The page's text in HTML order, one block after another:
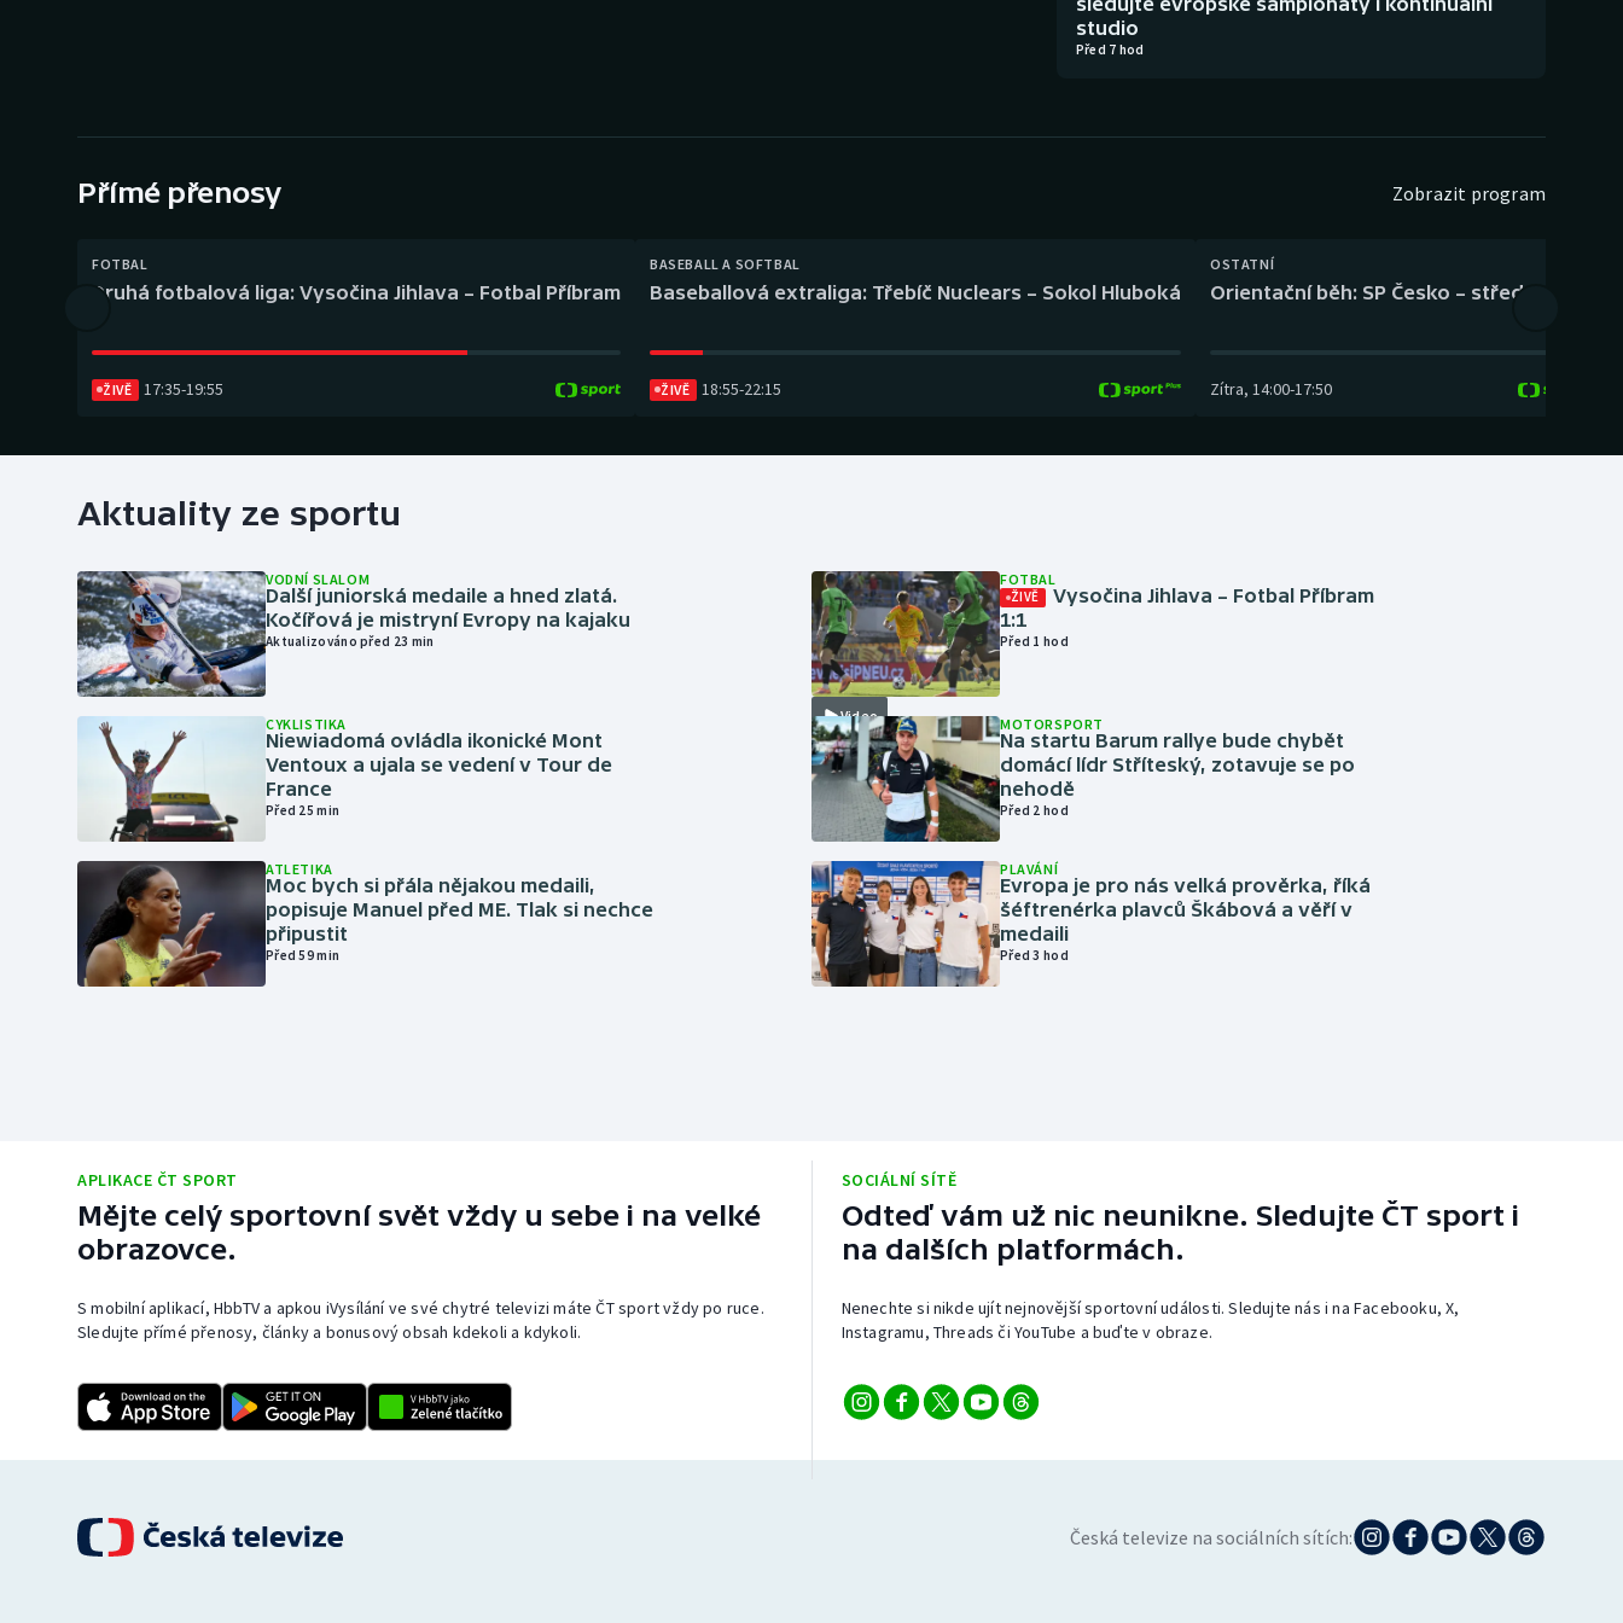
Gymnastika Plážový volejbal
studio
Před 7 hod
Přímé přenosy Zobrazit program
FOTBAL
Druhá fotbalová liga: Vysočina Jihlava – Fotbal Příbram
ŽIVĚ 17:35-19:55
BASEBALL A SOFTBAL
Baseballová extraliga: Třebíč Nuclears – Sokol Hluboká
ŽIVĚ 18:55-22:15
OSTATNÍ
Orientační běh: SP Česko – střední trať
Zítra, 14:00-17:50
Aktuality ze sportu
VODNÍ SLALOM
Další juniorská medaile a hned zlatá.
Kočířová je mistryní Evropy na kajaku
Aktualizováno před 23 min
CYKLISTIKA
Niewiadomá ovládla ikonické Mont
Ventoux a ujala se vedení v Tour de
France
Před 25 min
ATLETIKA
Moc bych si přála nějakou medaili,
popisuje Manuel před ME. Tlak si nechce
připustit
Před 59 min
Video
FOTBAL
ŽIVĚ
Vysočina Jihlava – Fotbal Příbram
1:1
Před 1 hod
MOTORSPORT
Na startu Barum rallye bude chybět
domácí lídr Stříteský, zotavuje se po
nehodě
Před 2 hod
PLAVÁNÍ
Evropa je pro nás velká prověrka, říká
šéftrenérka plavců Škábová a věří v
medaili
Před 3 hod
APLIKACE ČT SPORT
Mějte celý sportovní svět vždy u sebe i na velké
obrazovce.
S mobilní aplikací, HbbTV a apkou iVysílání ve své chytré televizi máte ČT sport vždy po ruce.
Sledujte přímé přenosy, články a bonusový obsah kdekoli a kdykoli.
SOCIÁLNÍ SÍTĚ
Odteď vám už nic neunikne. Sledujte ČT sport i
na dalších platformách.
Nenechte si nikde ujít nejnovější sportovní události. Sledujte nás i na Facebooku, X,
Instagramu, Threads či YouTube a buďte v obraze.
Česká televize na sociálních sítích: